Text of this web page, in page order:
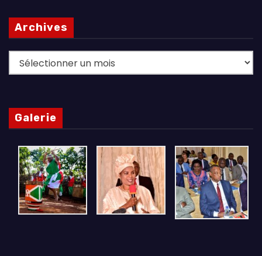
Archives
Archives
Galerie